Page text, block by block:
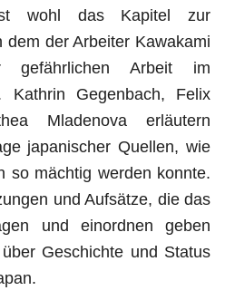
wohl das Kapitel zur
der Arbeiter Kawakami
gefährlichen Arbeit im
Kathrin Gegenbach, Felix
Mladenova erläutern
japanischer Quellen, wie
so mächtig werden konnte.
und Aufsätze, die das
und einordnen geben
Geschichte und Status